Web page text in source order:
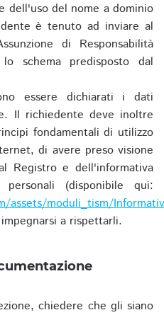
dell'uso del nome a dominio
è tenuto ad inviare al
di Responsabilità
schema predisposto dal
essere dichiarati i dati
Il richiedente deve inoltre
fondamentali di utilizzo
di avere preso visione
Registro e dell'informativa
(disponibile qui:
assets/moduli_tism/
a rispettarli.
chiedere che gli siano